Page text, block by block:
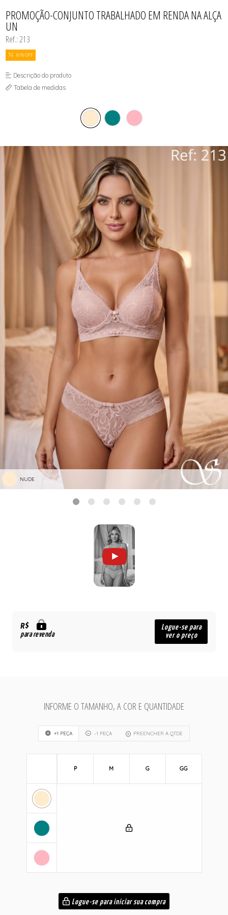
CONJUNTOS
SUTIÃS
PROMOÇÃO-CONJUNTO TRABALHADO EM RENDA NA ALÇA
UN
Ref.: 213
16 % OFF
Descrição do produto
Tabela de medidas
NUDE
R$
para revenda
Logue-se para
ver o preço
INFORME O TAMANHO, A COR E QUANTIDADE
+1 PEÇA -1 PEÇA PREENCHER A QTDE
P M G GG
Logue-se para iniciar sua compra